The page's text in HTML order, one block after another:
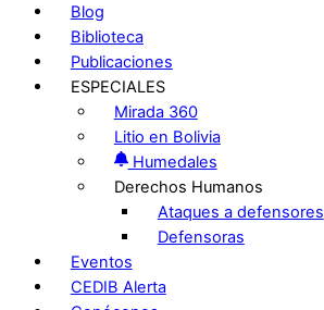
Blog
Biblioteca
Publicaciones
ESPECIALES
Mirada 360
Litio en Bolivia
Humedales
Derechos Humanos
Ataques a defensores
Defensoras
Eventos
CEDIB Alerta